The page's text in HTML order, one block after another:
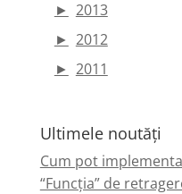
► 2013
► 2012
► 2011
Ultimele noutăți
Cum pot
“Funcția” de